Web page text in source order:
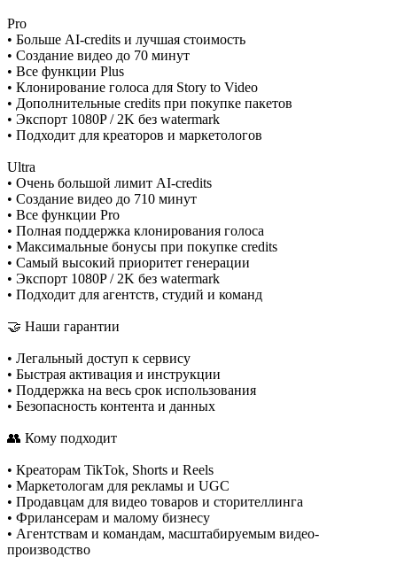
Pro
• Больше AI-credits и лучшая стоимость
• Создание видео до 70 минут
• Все функции Plus
• Клонирование голоса для Story to Video
• Дополнительные credits при покупке пакетов
• Экспорт 1080P / 2K без watermark
• Подходит для креаторов и маркетологов
Ultra
• Очень большой лимит AI-credits
• Создание видео до 710 минут
• Все функции Pro
• Полная поддержка клонирования голоса
• Максимальные бонусы при покупке credits
• Самый высокий приоритет генерации
• Экспорт 1080P / 2K без watermark
• Подходит для агентств, студий и команд
🤝 Наши гарантии
• Легальный доступ к сервису
• Быстрая активация и инструкции
• Поддержка на весь срок использования
• Безопасность контента и данных
👥 Кому подходит
• Креаторам TikTok, Shorts и Reels
• Маркетологам для рекламы и UGC
• Продавцам для видео товаров и сторителлинга
• Фрилансерам и малому бизнесу
• Агентствам и командам, масштабируемым видео-
производство